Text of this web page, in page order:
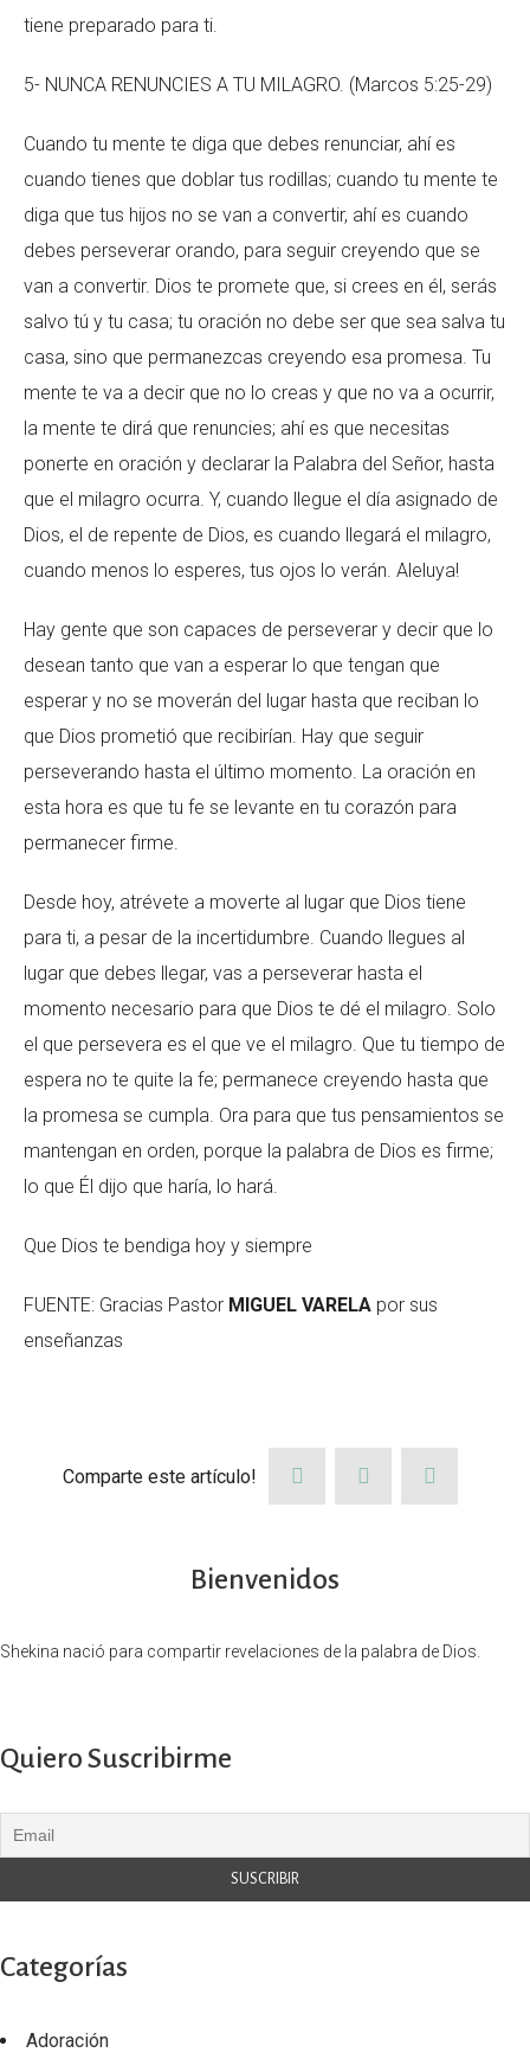
tiene preparado para ti.
5- NUNCA RENUNCIES A TU MILAGRO. (Marcos 5:25-29)
Cuando tu mente te diga que debes renunciar, ahí es
cuando tienes que doblar tus rodillas; cuando tu mente te
diga que tus hijos no se van a convertir, ahí es cuando
debes perseverar orando, para seguir creyendo que se
van a convertir. Dios te promete que, si crees en él, serás
salvo tú y tu casa; tu oración no debe ser que sea salva tu
casa, sino que permanezcas creyendo esa promesa. Tu
mente te va a decir que no lo creas y que no va a ocurrir,
la mente te dirá que renuncies; ahí es que necesitas
ponerte en oración y declarar la Palabra del Señor, hasta
que el milagro ocurra. Y, cuando llegue el día asignado de
Dios, el de repente de Dios, es cuando llegará el milagro,
cuando menos lo esperes, tus ojos lo verán. Aleluya!
Hay gente que son capaces de perseverar y decir que lo
desean tanto que van a esperar lo que tengan que
esperar y no se moverán del lugar hasta que reciban lo
que Dios prometió que recibirían. Hay que seguir
perseverando hasta el último momento. La oración en
esta hora es que tu fe se levante en tu corazón para
permanecer firme.
Desde hoy, atrévete a moverte al lugar que Dios tiene
para ti, a pesar de la incertidumbre. Cuando llegues al
lugar que debes llegar, vas a perseverar hasta el
momento necesario para que Dios te dé el milagro. Solo
el que persevera es el que ve el milagro. Que tu tiempo de
espera no te quite la fe; permanece creyendo hasta que
la promesa se cumpla. Ora para que tus pensamientos se
mantengan en orden, porque la palabra de Dios es firme;
lo que Él dijo que haría, lo hará.
Que Dios te bendiga hoy y siempre
FUENTE: Gracias Pastor MIGUEL VARELA por sus
enseñanzas
Comparte este artículo!
Bienvenidos
Shekina nació para compartir revelaciones de la palabra de Dios.
Quiero Suscribirme
Categorías
Adoración